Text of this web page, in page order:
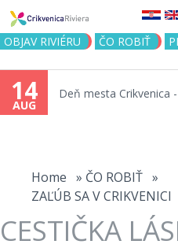
Jump to
OBJAV RIVIÉRU ČO ROBIŤ
14
AUG
Deň mesta Crikvenica -
Home » ČO ROBIŤ »
ZAĽÚB SA V CRIKVENICI
CESTIČKA